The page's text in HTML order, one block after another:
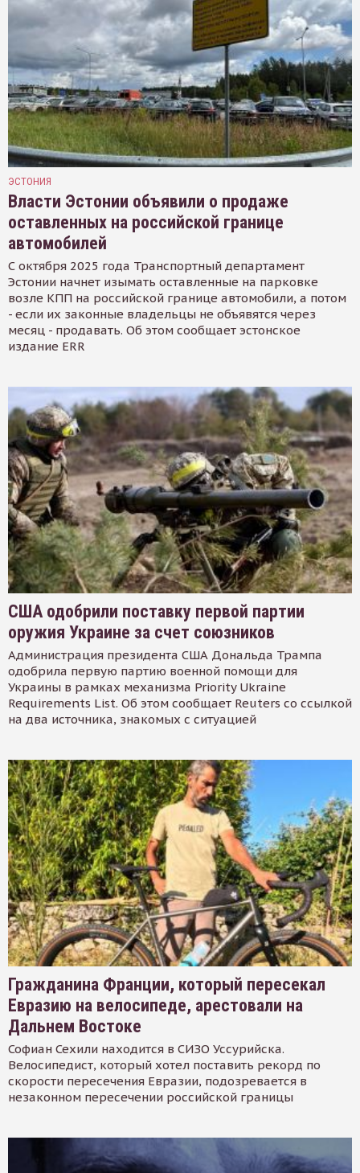
ЭСТОНИЯ
Власти Эстонии объявили о продаже
оставленных на российской границе
автомобилей
С октября 2025 года Транспортный департамент
Эстонии начнет изымать оставленные на парковке
возле КПП на российской границе автомобили, а потом
- если их законные владельцы не объявятся через
месяц - продавать. Об этом сообщает эстонское
издание ERR
США одобрили поставку первой партии
оружия Украине за счет союзников
Администрация президента США Дональда Трампа
одобрила первую партию военной помощи для
Украины в рамках механизма Priority Ukraine
Requirements List. Об этом сообщает Reuters со ссылкой
на два источника, знакомых с ситуацией
Гражданина Франции, который пересекал
Евразию на велосипеде, арестовали на
Дальнем Востоке
Софиан Сехили находится в СИЗО Уссурийска.
Велосипедист, который хотел поставить рекорд по
скорости пересечения Евразии, подозревается в
незаконном пересечении российской границы